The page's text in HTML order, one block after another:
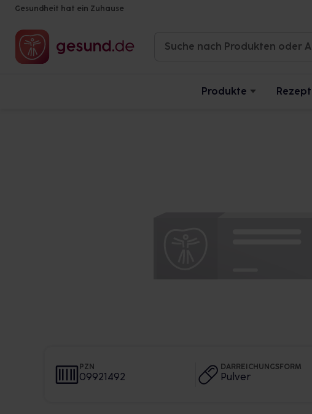
Gesundheit hat ein Zuhause
Produkte
PZN
09921492
DARREICHUNGSFORM
Pulver